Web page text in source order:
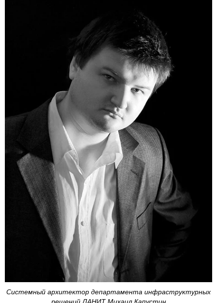
Системный архитектор департамента инфраструктурных